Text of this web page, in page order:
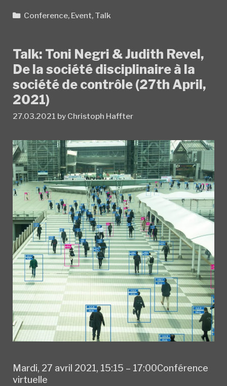
Categories
Conference, Event, Talk
Talk: Toni Negri & Judith Revel,
De la société disciplinaire à la
société de contrôle (27th April,
2021)
27.03.2021 by Christoph Haffter
Mardi, 27 avril 2021, 15:15 – 17:00Conférence
virtuelle